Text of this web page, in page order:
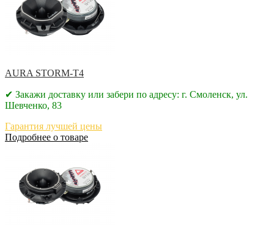
AURA STORM-T4
✔ Закажи доставку или забери по адресу: г. Смоленск, ул.
Шевченко, 83
Гарантия лучшей цены
Подробнее о товаре